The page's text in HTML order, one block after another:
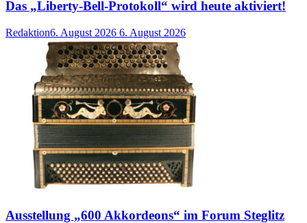
Das „Liberty-Bell-Protokoll“ wird heute aktiviert!
Redaktion6. August 2026 6. August 2026
Ausstellung „600 Akkordeons“ im Forum Steglitz